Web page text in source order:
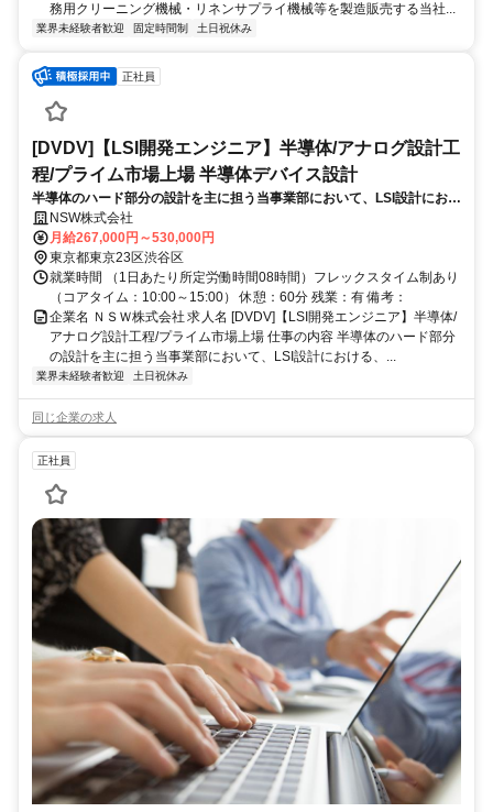
務用クリーニング機械・リネンサプライ機械等を製造販売する当社...
業界未経験者歓迎 固定時間制 土日祝休み
正社員
[DVDV]【LSI開発エンジニア】半導体/アナログ設計工
程/プライム市場上場 半導体デバイス設計
半導体のハード部分の設計を主に担う当事業部において、LSI設計におけ
る、主にアナログ設計の工程における下記のような業務をお任せいたし
ます。
NSW株式会社
月給267,000円～530,000円
東京都東京23区渋谷区
就業時間 （1日あたり所定労働時間08時間）フレックスタイム制あり
（コアタイム：10:00～15:00） 休憩：60分 残業：有 備考：
企業名 ＮＳＷ株式会社 求人名 [DVDV]【LSI開発エンジニア】半導体/
アナログ設計工程/プライム市場上場 仕事の内容 半導体のハード部分
の設計を主に担う当事業部において、LSI設計における、...
業界未経験者歓迎 土日祝休み
同じ企業の求人
正社員